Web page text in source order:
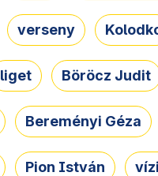
verseny
liget Böröcz Judit
Bereményi Géza
Pion István